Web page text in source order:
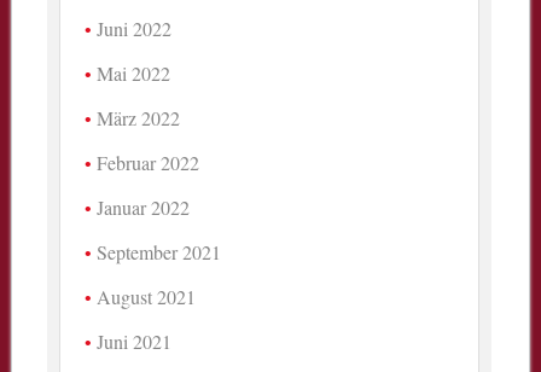
Juni 2022
Mai 2022
März 2022
Februar 2022
Januar 2022
September 2021
August 2021
Juni 2021